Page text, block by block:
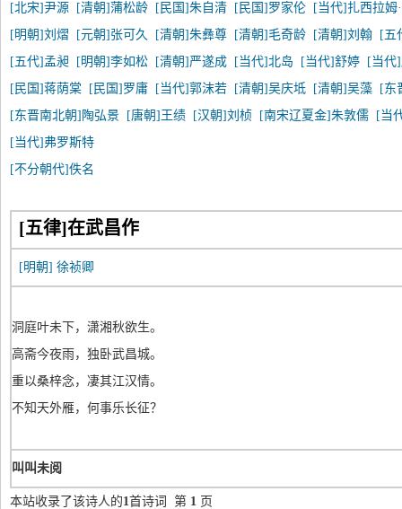
[北宋]尹源
[清朝]蒲松龄 [民国]朱自清 [民国]罗家伦
[当代]扎西拉
[明朝]刘熠
[元朝]张可久 [清朝]朱彝尊 [清朝]毛奇龄 [清朝]刘翰
[五
[五代]孟昶
[明朝]李如松 [清朝]严遂成 [当代]北岛 [当代]舒婷
[当代
[民国]蒋荫棠
[民国]罗庸 [当代]郭沫若 [清朝]吴庆坻 [清朝]吴藻
[东
[东晋南北朝]陶弘景
[唐朝]王绩 [汉朝]刘桢 [南宋辽夏金]朱敦儒
[当
[当代]弗罗斯特
[不分朝代]佚名
[五律]在武昌作
[明朝] 徐祯卿
洞庭叶未下，潇湘秋欲生。
高斋今夜雨，独卧武昌城。
重以桑梓念，凄其江汉情。
不知天外雁，何事乐长征？
叫叫未阅
本站收录了该诗人的1首诗词 第 1 页